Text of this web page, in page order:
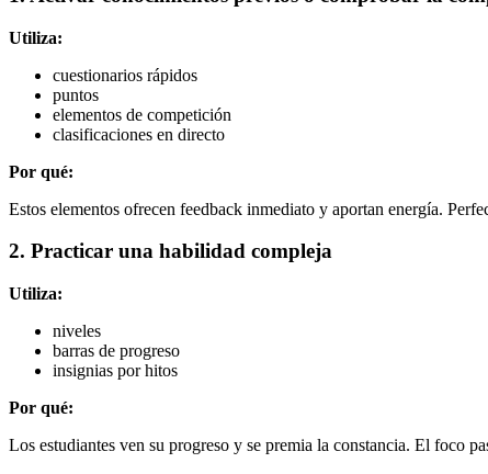
Utiliza:
cuestionarios rápidos
puntos
elementos de competición
clasificaciones en directo
Por qué:
Estos elementos ofrecen feedback inmediato y aportan energía.
2. Practicar una habilidad compleja
Utiliza:
niveles
barras de progreso
insignias por hitos
Por qué:
Los estudiantes ven su progreso y se premia la constancia. El foco